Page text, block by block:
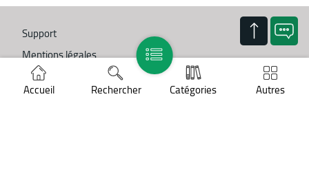
Accueil Rechercher Catégories Autres
Support
Mentions légales
Politique des cookies
Protection des données personnelles